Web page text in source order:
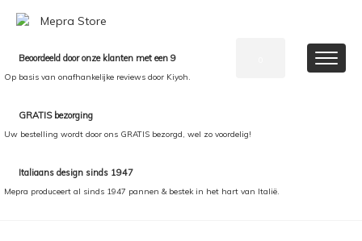
Beoordeeld door onze klanten met een 9
Op basis van onafhankelijke reviews door Kiyoh.
GRATIS bezorging
Uw bestelling wordt door ons GRATIS bezorgd, wel zo voordelig!
Italiaans design sinds 1947
Mepra produceert al sinds 1947 pannen & bestek in het hart van Italië.